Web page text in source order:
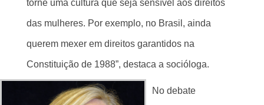
torne uma cultura que seja sensível aos direitos
das mulheres. Por exemplo, no Brasil, ainda
querem mexer em direitos garantidos na
Constituição de 1988”, destaca a socióloga.
No debate